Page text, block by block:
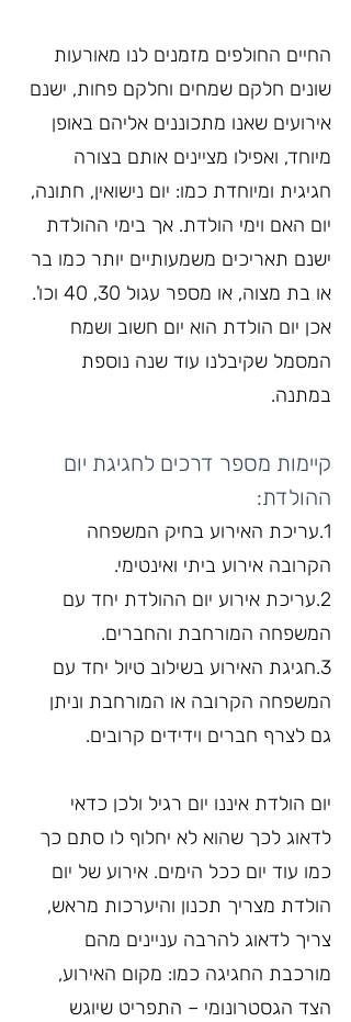
החיים החולפים מזמנים לנו מאורעות
שונים חלקם שמחים וחלקם פחות, ישנם
אירועים שאנו מתכוננים אליהם באופן
מיוחד, ואפילו מציינים אותם בצורה
חגיגית ומיוחדת כמו: יום נישואין, חתונה,
יום האם וימי הולדת. אך בימי ההולדת
ישנם תאריכים משמעותיים יותר כמו בר
או בת מצוה, או מספר עגול 30, 40 וכו'.
אכן יום הולדת הוא יום חשוב ושמח
המסמל שקיבלנו עוד שנה נוספת
במתנה.
קיימות מספר דרכים לחגיגת יום
ההולדת:
1.עריכת האירוע בחיק המשפחה
הקרובה אירוע ביתי ואינטימי.
2.עריכת אירוע יום ההולדת יחד עם
המשפחה המורחבת והחברים.
3.חגיגת האירוע בשילוב טיול יחד עם
המשפחה הקרובה או המורחבת וניתן
גם לצרף חברים וידידים קרובים.
יום הולדת איננו יום רגיל ולכן כדאי
לדאוג לכך שהוא לא יחלוף לו סתם כך
כמו עוד יום ככל הימים. אירוע של יום
הולדת מצריך תכנון והיערכות מראש,
צריך לדאוג להרבה עניינים מהם
מורכבת החגיגה כמו: מקום האירוע,
הצד הגסטרונומי – התפריט שיוגש